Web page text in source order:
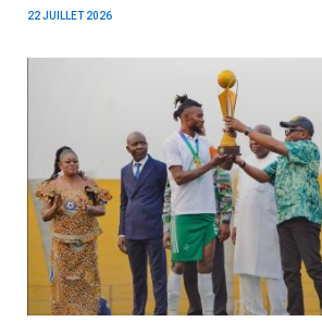
22 JUILLET 2026